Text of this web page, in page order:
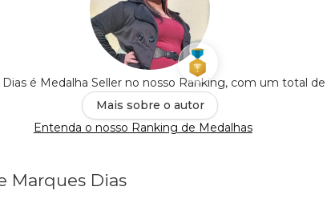
Dias é Medalha Seller no nosso Ranking, com um total de
Mais sobre o autor
Entenda o nosso Ranking de Medalhas
Marques Dias